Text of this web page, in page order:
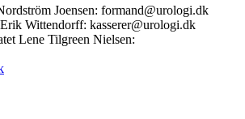
Joensen: formand@urologi.dk
Wittendorff: kasserer@urologi.dk
Lene Tilgreen Nielsen: